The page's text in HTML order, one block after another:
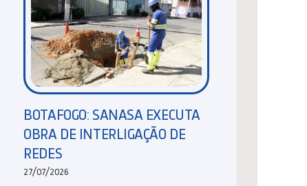
BOTAFOGO: SANASA EXECUTA
OBRA DE INTERLIGAÇÃO DE
REDES
27/07/2026